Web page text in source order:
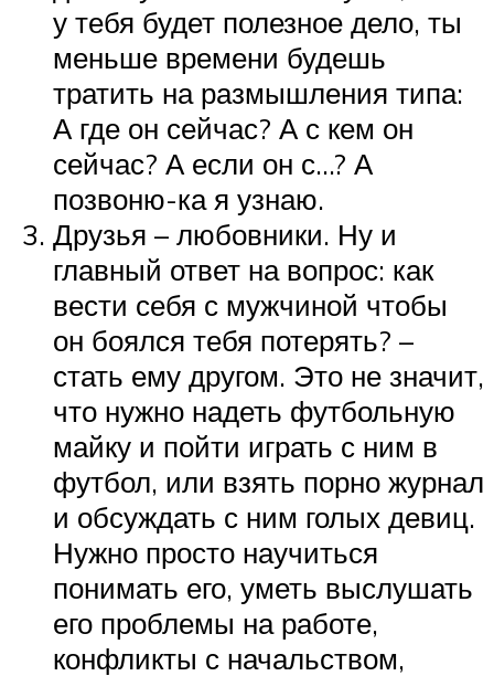
у тебя будет полезное дело, ты
меньше времени будешь
тратить на размышления типа:
А где он сейчас? А с кем он
сейчас? А если он с…? А
позвоню-ка я узнаю.
Друзья – любовники. Ну и
главный ответ на вопрос: как
вести себя с мужчиной чтобы
он боялся тебя потерять? –
стать ему другом. Это не значит,
что нужно надеть футбольную
майку и пойти играть с ним в
футбол, или взять порно журнал
и обсуждать с ним голых девиц.
Нужно просто научиться
понимать его, уметь выслушать
его проблемы на работе,
конфликты с начальством,